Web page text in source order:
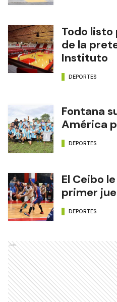
Todo listo
de la
Instituto
DEPORTES
Fontana
América
DEPORTES
El Ceibo
primer
DEPORTES
Ads